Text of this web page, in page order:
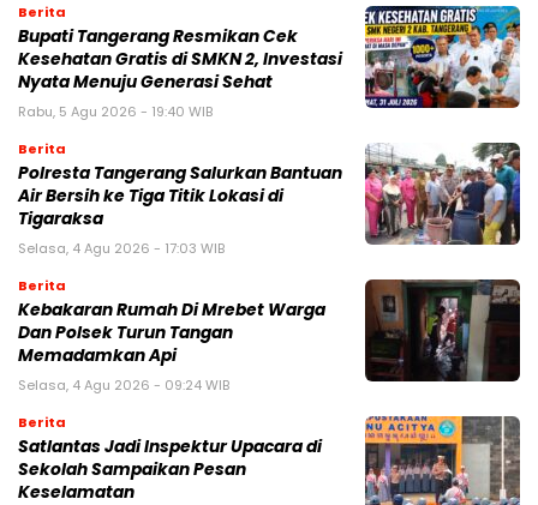
Berita
‎Bupati Tangerang Resmikan Cek
Kesehatan Gratis di SMKN 2, Investasi
Nyata Menuju Generasi Sehat
Rabu, 5 Agu 2026 - 19:40 WIB
Berita
Polresta Tangerang Salurkan Bantuan
Air Bersih ke Tiga Titik Lokasi di
Tigaraksa
Selasa, 4 Agu 2026 - 17:03 WIB
Berita
Kebakaran Rumah Di Mrebet Warga
Dan Polsek Turun Tangan
Memadamkan Api
Selasa, 4 Agu 2026 - 09:24 WIB
Berita
Satlantas Jadi Inspektur Upacara di
Sekolah Sampaikan Pesan
Keselamatan